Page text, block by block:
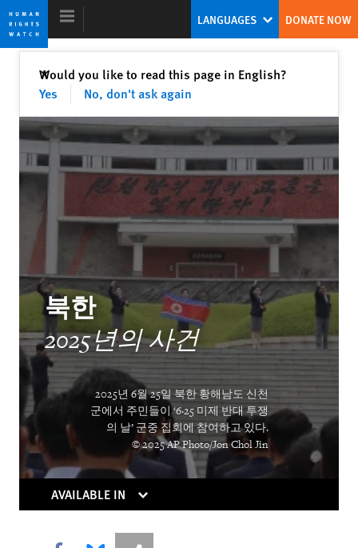
Skip
to
cookie
privacy
Skip
to
main
content
World Report 2026
DOWNLOAD
LANGUAGES DONATE NOW
Would you like to read this page in English?
Yes
No, don't ask again
✕Close
북한
2025년의 사건
2025년 6월 25일 북한 황해남도 신천
군에서 주민들이 ‘6·25 미제 반대 투쟁
의 날’ 군중 집회에 참여하고 있다.
© 2025 AP Photo/Jon Chol Jin
AVAILABLE IN